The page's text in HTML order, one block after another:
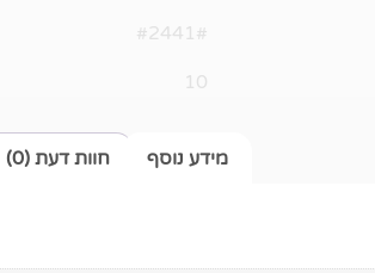
#2441#
10
מידע נוסף חוות דעת (0)